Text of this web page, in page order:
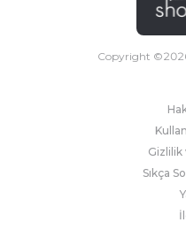
Copyright ©
Gizlilik
Sıkça